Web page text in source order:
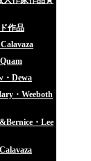
作品
Dewa
・Weeboth
・Lee